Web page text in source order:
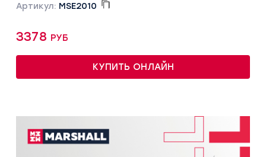
Артикул: MSE2010
3378 руб
КУПИТЬ ОНЛАЙН